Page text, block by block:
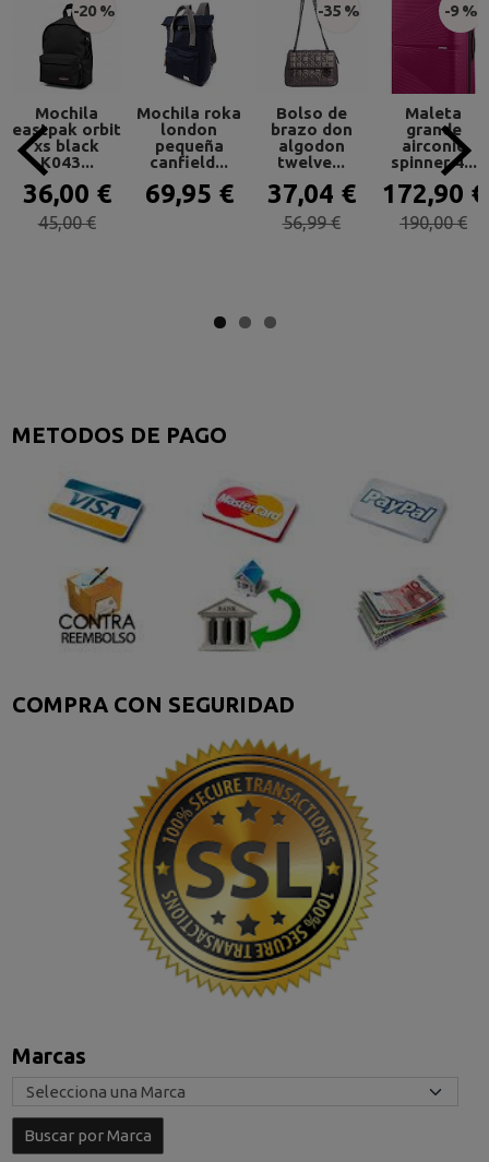
METODOS DE PAGO
COMPRA CON SEGURIDAD
Marcas
-20 %
Mochila
eastpak orbit
xs black
K043...
36,00 €
45,00 €
Mochila roka
london
pequeña
canfield...
69,95 €
-35 %
Bolso de
brazo don
algodon
twelve...
37,04 €
56,99 €
-9 %
Maleta
grande
airconic
spinner 4...
172,90 €
190,00 €